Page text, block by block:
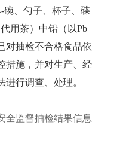
碗、勺子、杯子、碟
用茶）中铅（以Pb
对抽检不合格食品依
措施，并对生产、经
行调查、处理。
全监督抽检结果信息